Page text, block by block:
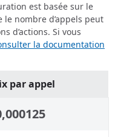
est basée sur le
le nombre d’appels peut
d’actions. Si vous
la documentation
par appel